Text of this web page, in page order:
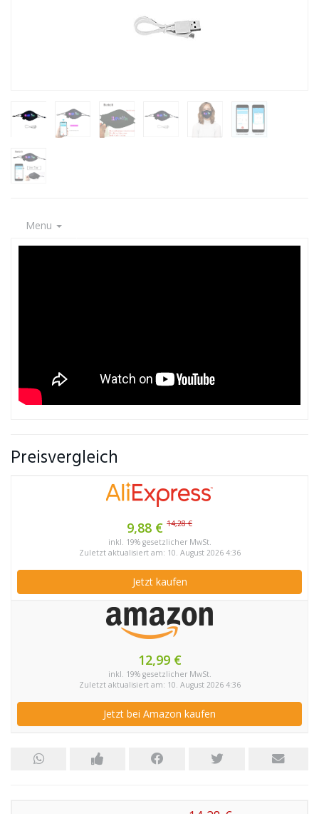
Menu
Preisvergleich
9,88 € 14,28 €
inkl. 19% gesetzlicher MwSt.
Zuletzt aktualisiert am: 10. August 2026 4:36
Jetzt kaufen
12,99 €
inkl. 19% gesetzlicher MwSt.
Zuletzt aktualisiert am: 10. August 2026 4:36
Jetzt bei Amazon kaufen